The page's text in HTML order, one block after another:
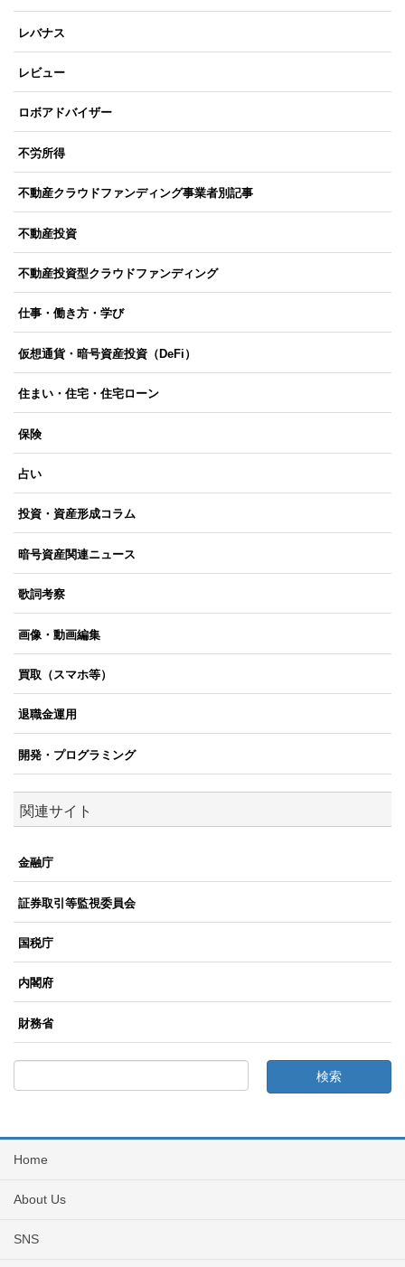
レバナス
レビュー
ロボアドバイザー
不労所得
不動産クラウドファンディング事業者別記事
不動産投資
不動産投資型クラウドファンディング
仕事・働き方・学び
仮想通貨・暗号資産投資（DeFi）
住まい・住宅・住宅ローン
保険
占い
投資・資産形成コラム
暗号資産関連ニュース
歌詞考察
画像・動画編集
買取（スマホ等）
退職金運用
開発・プログラミング
関連サイト
金融庁
証券取引等監視委員会
国税庁
内閣府
財務省
Home
About Us
SNS